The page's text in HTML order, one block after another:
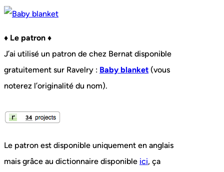
♦ Le patron ♦
J’ai utilisé un patron de chez Bernat disponible
gratuitement sur Ravelry : Baby blanket (vous
noterez l’originalité du nom).
Le patron est disponible uniquement en anglais
mais grâce au dictionnaire disponible ici, ça